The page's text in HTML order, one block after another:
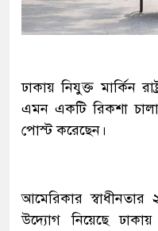
ঢাকায় নিযুক্ত মার্কিন
এমন একটি রিকশা
পোস্ট করেছেন।
আমেরিকার স্বাধীনতার
উদ্যোগ নিয়েছে